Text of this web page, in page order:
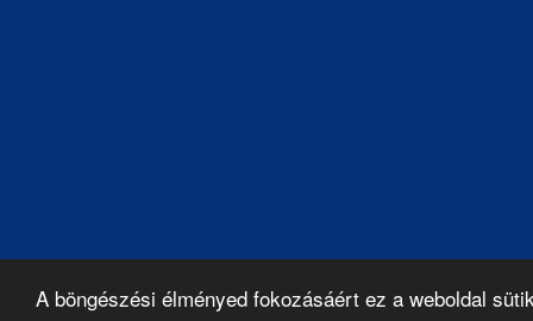
A böngészési élményed fokozásáért ez a weboldal